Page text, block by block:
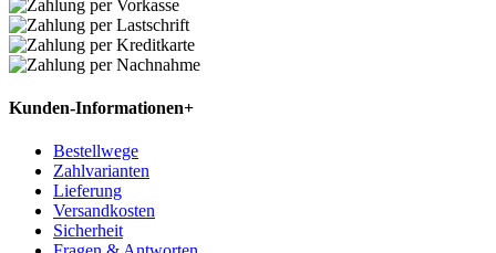
Kunden-Informationen+
Bestellwege
Zahlvarianten
Lieferung
Versandkosten
Sicherheit